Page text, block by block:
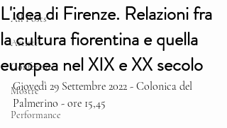
All Posts
Artisti
Conferenze
Mostre
Performance
L'idea di Firenze. Relazioni fra
la cultura fiorentina e quella
europea nel XIX e XX secolo
Giovedì 29 Settembre 2022 - Colonica del
Palmerino - ore 15,45